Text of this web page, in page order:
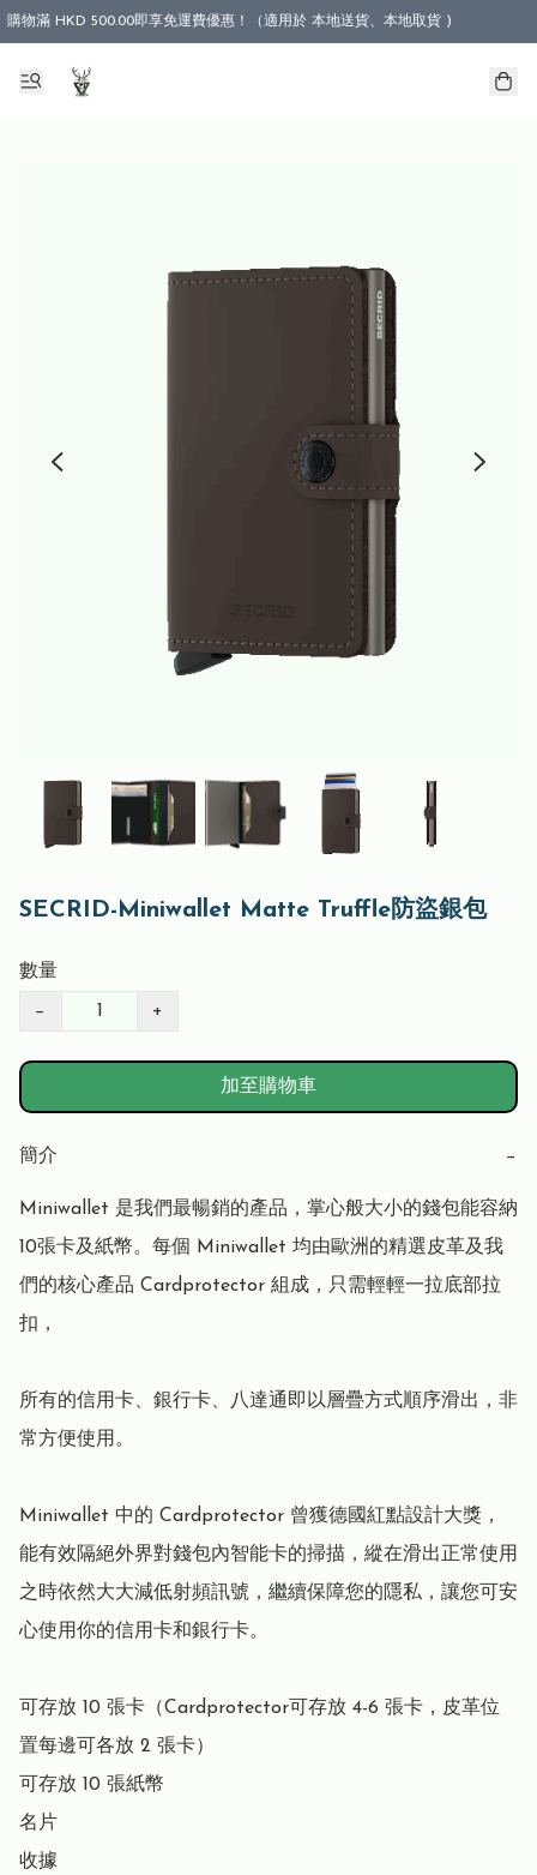
購物滿 HKD 500.00即享免運費優惠！（適用於 本地送貨、本地取貨 )
SECRID-Miniwallet Matte Truffle防盜銀包
數量
− +
加至購物車
簡介 −
Miniwallet 是我們最暢銷的產品，掌心般大小的錢包能容納
10張卡及紙幣。每個 Miniwallet 均由歐洲的精選皮革及我
們的核心產品 Cardprotector 組成，只需輕輕一拉底部拉
扣，
所有的信用卡、銀行卡、八達通即以層疊方式順序滑出，非
常方便使用。
Miniwallet 中的 Cardprotector 曾獲德國紅點設計大獎，
能有效隔絕外界對錢包內智能卡的掃描，縱在滑出正常使用
之時依然大大減低射頻訊號，繼續保障您的隱私，讓您可安
心使用你的信用卡和銀行卡。
可存放 10 張卡（Cardprotector可存放 4-6 張卡，皮革位
置每邊可各放 2 張卡）
可存放 10 張紙幣
名片
收據